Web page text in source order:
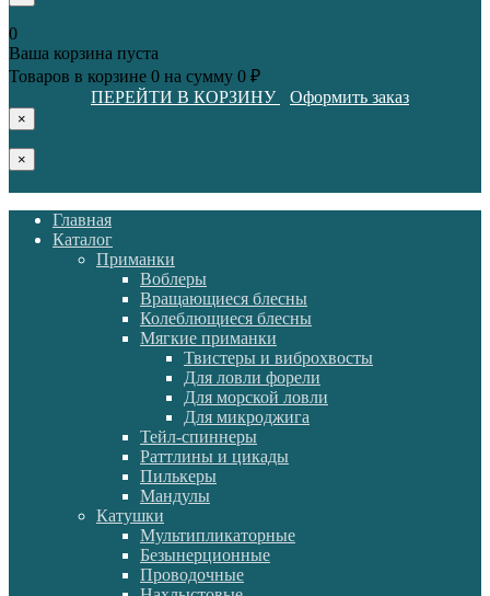
0
Ваша корзина пуста
Товаров в корзине 0 на сумму 0 ₽
ПЕРЕЙТИ В КОРЗИНУ
Оформить заказ
×
×
Главная
Каталог
Приманки
Воблеры
Вращающиеся блесны
Колеблющиеся блесны
Мягкие приманки
Твистеры и виброхвосты
Для ловли форели
Для морской ловли
Для микроджига
Тейл-спиннеры
Раттлины и цикады
Пилькеры
Мандулы
Катушки
Мультипликаторные
Безынерционные
Проводочные